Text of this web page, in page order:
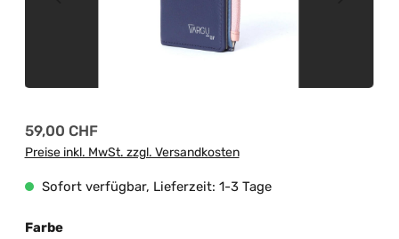
Regulärer Preis:
59,00 CHF
Preise inkl. MwSt. zzgl. Versandkosten
Sofort verfügbar, Lieferzeit: 1-3 Tage
Farbeauswählen